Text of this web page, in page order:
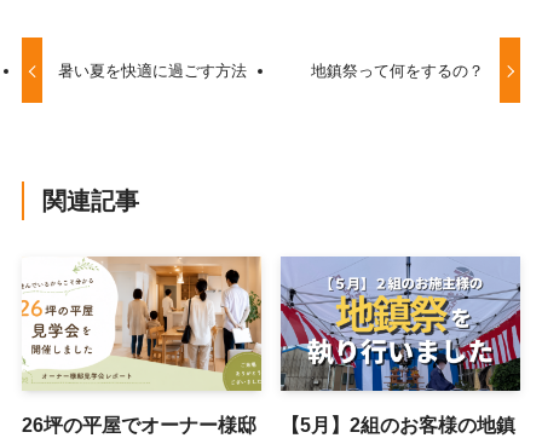
暑い夏を快適に過ごす方法 地鎮祭って何をするの？
関連記事
26坪の平屋でオーナー様邸
【5月】2組のお客様の地鎮